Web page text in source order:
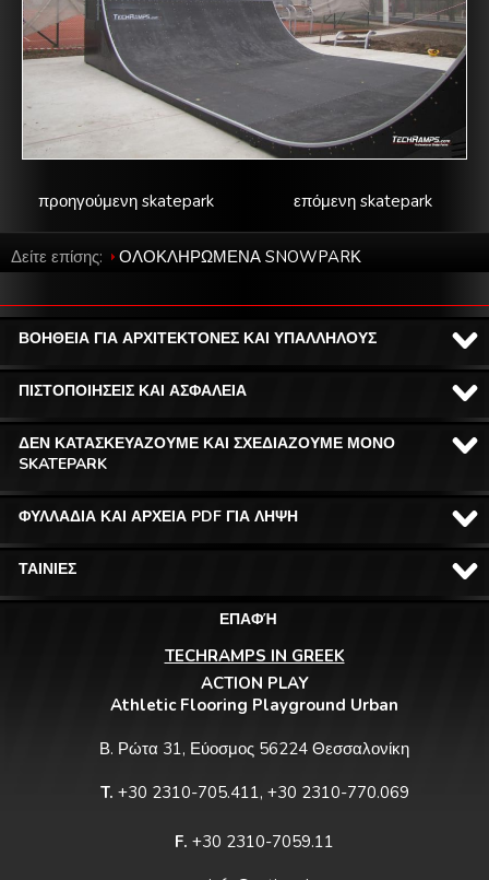
επόμενη skatepark
προηγούμενη skatepark
Δείτε επίσης: ΟΛΟΚΛΗΡΩΜΕΝΑ SNOWPARΚ
ΒΟΗΘΕΙΑ ΓΙΑ ΑΡΧΙΤΕΚΤΟΝΕΣ ΚΑΙ ΥΠΑΛΛΗΛΟΥΣ
ΠΙΣΤΟΠΟΙΗΣΕΙΣ ΚΑΙ ΑΣΦΑΛΕΙΑ
ΔΕΝ ΚΑΤΑΣΚΕΥΑΖΟΥΜΕ ΚΑΙ ΣΧΕΔΙΑΖΟΥΜΕ ΜΟΝΟ
SKATEPARK
ΦΥΛΛΑΔΙΑ ΚΑΙ ΑΡΧΕΙΑ PDF ΓΙΑ ΛΗΨΗ
ΤΑΙΝΙΕΣ
ΕΠΑΦΉ
TECHRAMPS IN GREEK
ACTION PLAY
Athletic Flooring Playground Urban
Β. Ρώτα 31, Εύοσμος 56224 Θεσσαλονίκη
T. +30 2310-705.411, +30 2310-770.069
F. +30 2310-7059.11